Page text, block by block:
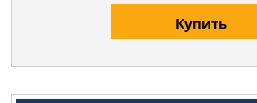
Купить